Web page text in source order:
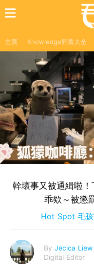
主頁 Knowledge飼養大全
幹壞事又被通緝啦
乖欸～被懲
Hot Spot 毛
By Jecica Liew
Digital Editor